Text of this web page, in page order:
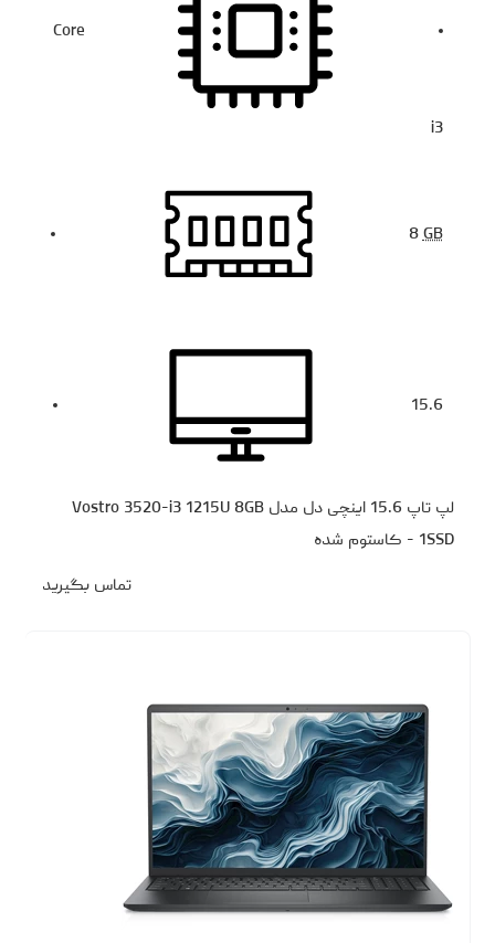
Core
i3
8GB
15.6
لپ تاپ 15.6 اینچی دل مدل Vostro 3520-i3 1215U 8GB
1SSD - کاستوم شده
تماس بگیرید